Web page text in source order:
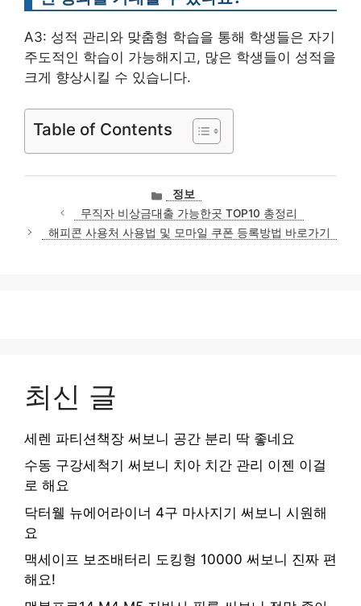
A3: 성적 관리와 맞춤형 학습을 통해 학생들은 자기
주도적인 학습이 가능해지고, 많은 학생들이 성적을
크게 향상시킬 수 있습니다.
Table of Contents
카
테
고
리
정보
무직자 비상금대출 가능한곳 TOP10 총정리
해피콘 사용처 사용법 및 모마일 쿠폰 등록방법 바로가기
최신 글
세렌 파티션책장 써보니 공간 분리 딱 좋네요
수동 구강세척기 써보니 치아 치간 관리 이젠 이걸
로 해요
닥터웰 뉴에어라이너 4구 마사지기 써보니 시원해
요
맥세이프 보조배터리 도킹형 10000 써보니 진짜 편
해요!